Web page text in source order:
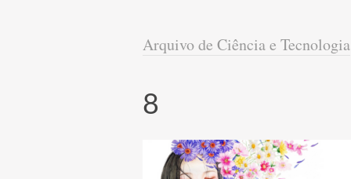
Arquivo de Ciência e Tecnologia
8